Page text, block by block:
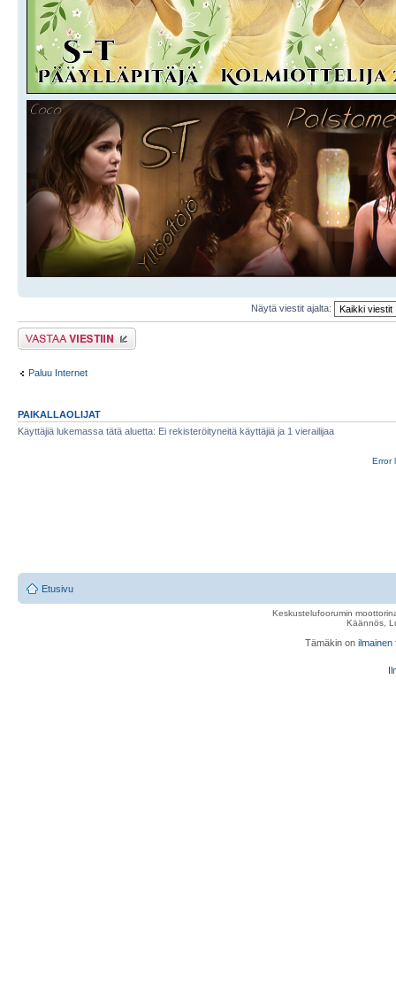
Näytä viestit ajalta:
Lähetä vastaus
Paluu Internet
PAIKALLAOLIJAT
Käyttäjiä lukemassa tätä aluetta: Ei rekisteröityneitä käyttäjiä ja 1 vierailijaa
Error
Etusivu
Keskustelufoorumin
Käännös,
Tämäkin on ilmainen